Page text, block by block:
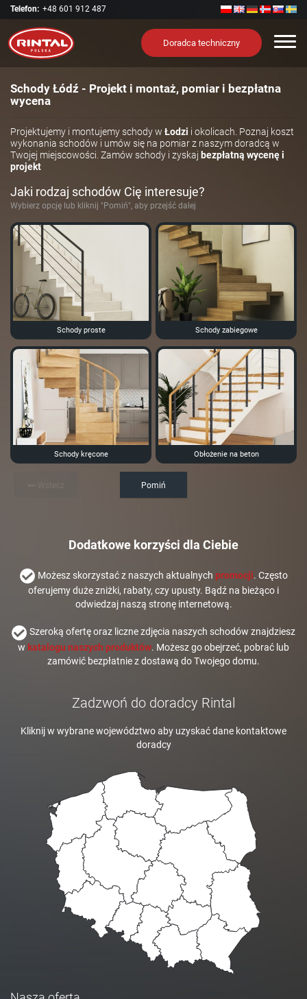
Telefon: +48 601 912 487
Doradca techniczny
Schody Łódź - Projekt i montaż, pomiar i bezpłatna
wycena
Projektujemy i montujemy schody w Łodzi i okolicach. Poznaj koszt
wykonania schodów i umów się na pomiar z naszym doradcą w
Twojej miejscowości. Zamów schody i zyskaj bezpłatną wycenę i
projekt
Jaki rodzaj schodów Cię interesuje?
Wybierz opcję lub kliknij "Pomiń", aby przejść dalej
Schody proste Schody zabiegowe
Schody kręcone Obłożenie na beton
Pomiń
Dodatkowe korzyści dla Ciebie
Możesz skorzystać z naszych aktualnych promocji. Często
oferujemy duże zniżki, rabaty, czy upusty. Bądź na bieżąco i
odwiedzaj naszą stronę internetową.
Szeroką ofertę oraz liczne zdjęcia naszych schodów znajdziesz
w katalogu naszych produktów. Możesz go obejrzeć, pobrać lub
zamówić bezpłatnie z dostawą do Twojego domu.
Zadzwoń do doradcy Rintal
Kliknij w wybrane województwo aby uzyskać dane kontaktowe
doradcy